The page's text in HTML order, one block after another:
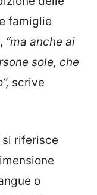
famiglie
“ma anche ai
sole, che
scrive
si riferisce
o